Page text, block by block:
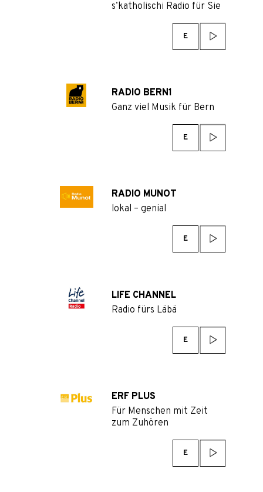
s’katholischi Radio für Sie
E
RADIO BERN1
Ganz viel Musik für Bern
E
RADIO MUNOT
lokal – genial
E
LIFE CHANNEL
Radio fürs Läbä
E
ERF PLUS
Für Menschen mit Zeit
zum Zuhören
E